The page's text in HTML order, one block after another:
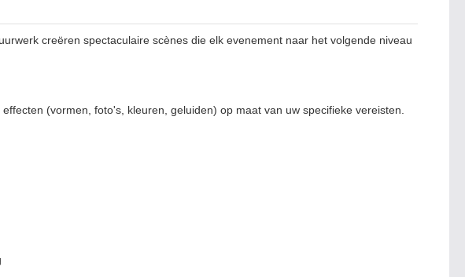
creëren spectaculaire scènes die elk evenement naar het volgende niveau
(vormen, foto's, kleuren, geluiden) op maat van uw specifieke vereisten.